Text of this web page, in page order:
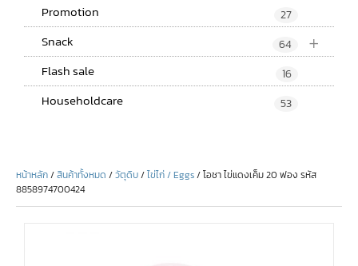
Promotion 27
+
Snack 64
Flash sale 16
Householdcare 53
หน้าหลัก/สินค้าทั้งหมด /วัตุดิบ/ไข่ไก่ / Eggs/ โอชา ไข่แดงเค็ม 20 ฟอง รหัส
8858974700424